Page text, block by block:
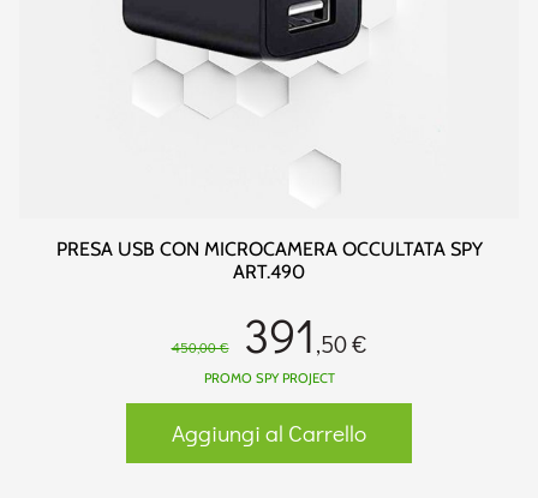
PRESA USB CON MICROCAMERA OCCULTATA SPY
ART.490
450,00 € 391,50 €
PROMO SPY PROJECT
Aggiungi al Carrello